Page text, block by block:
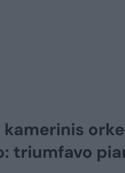
triumfavo